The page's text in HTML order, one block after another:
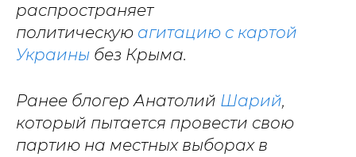
распространяет
политическую агитацию с картой
Украины без Крыма.
Ранее блогер Анатолий Шарий,
который пытается провести свою
партию на местных выборах в